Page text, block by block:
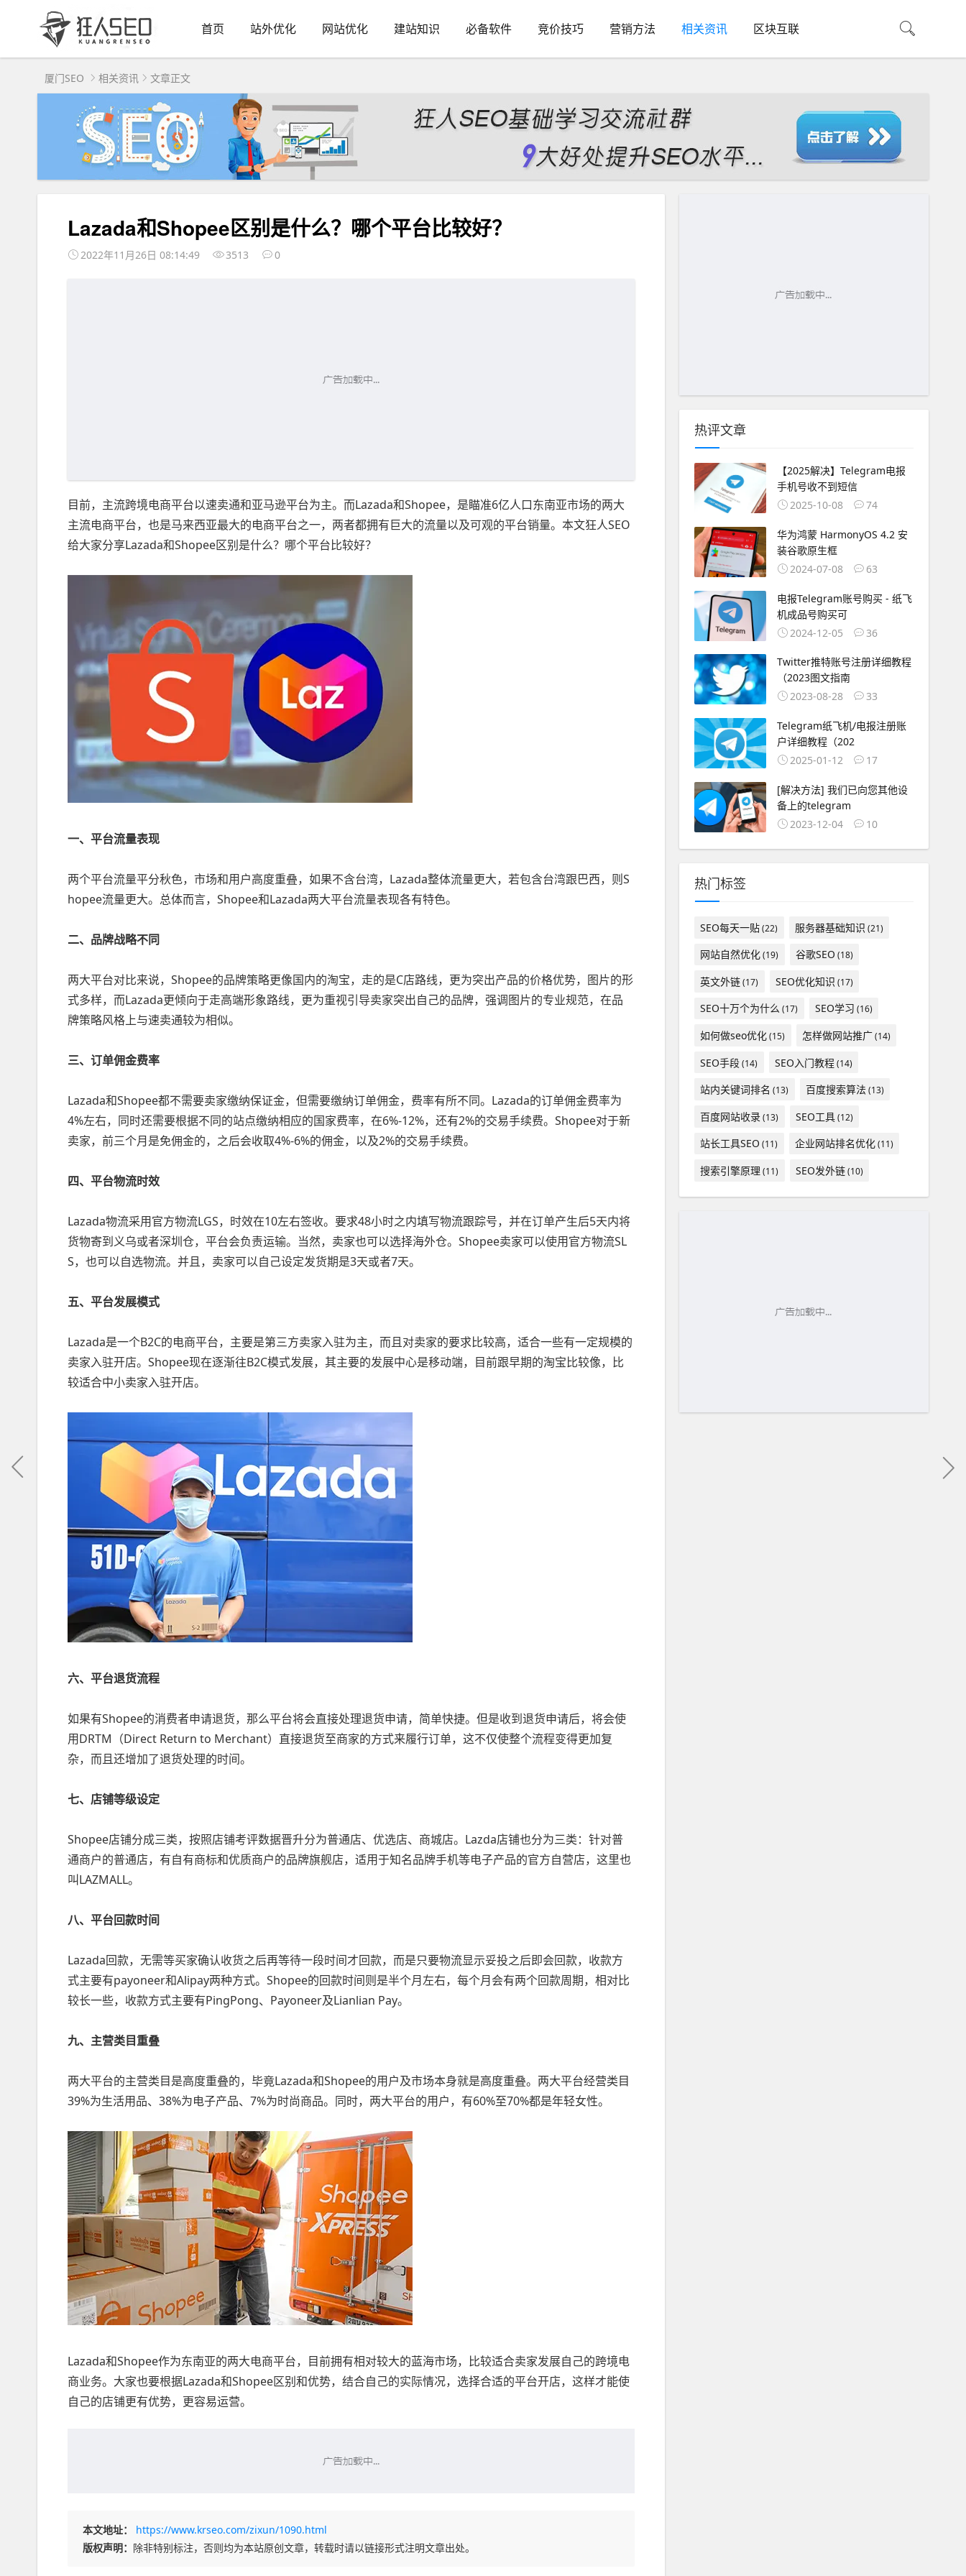
首页 站外优化 网站优化 建站知识 必备软件 竞价技巧 营销方法 相关资讯 区块互联
厦门SEO 相关资讯 文章正文
Lazada和Shopee区别是什么？哪个平台比较好？
2022年11月26日 08:14:49 3513 0
目前，主流跨境电商平台以速卖通和亚马逊平台为主。而Lazada和Shopee，是瞄准6亿人口东南亚市场的两大
主流电商平台，也是马来西亚最大的电商平台之一，两者都拥有巨大的流量以及可观的平台销量。本文狂人SEO
给大家分享Lazada和Shopee区别是什么？哪个平台比较好？
一、平台流量表现
两个平台流量平分秋色，市场和用户高度重叠，如果不含台湾，Lazada整体流量更大，若包含台湾跟巴西，则S
hopee流量更大。总体而言，Shopee和Lazada两大平台流量表现各有特色。
二、品牌战略不同
两大平台对比来说，Shopee的品牌策略更像国内的淘宝，走的是C店路线，更为突出产品的价格优势，图片的形
式多样，而Lazada更倾向于走高端形象路线，更为重视引导卖家突出自己的品牌，强调图片的专业规范，在品
牌策略风格上与速卖通较为相似。
三、订单佣金费率
Lazada和Shopee都不需要卖家缴纳保证金，但需要缴纳订单佣金，费率有所不同。Lazada的订单佣金费率为
4%左右，同时还需要根据不同的站点缴纳相应的国家费率，在6%-12%，还有2%的交易手续费。Shopee对于新
卖家，前三个月是免佣金的，之后会收取4%-6%的佣金，以及2%的交易手续费。
四、平台物流时效
Lazada物流采用官方物流LGS，时效在10左右签收。要求48小时之内填写物流跟踪号，并在订单产生后5天内将
货物寄到义乌或者深圳仓，平台会负责运输。当然，卖家也可以选择海外仓。Shopee卖家可以使用官方物流SL
S，也可以自选物流。并且，卖家可以自己设定发货期是3天或者7天。
五、平台发展模式
Lazada是一个B2C的电商平台，主要是第三方卖家入驻为主，而且对卖家的要求比较高，适合一些有一定规模的
卖家入驻开店。Shopee现在逐渐往B2C模式发展，其主要的发展中心是移动端，目前跟早期的淘宝比较像，比
较适合中小卖家入驻开店。
六、平台退货流程
如果有Shopee的消费者申请退货，那么平台将会直接处理退货申请，简单快捷。但是收到退货申请后，将会使
用DRTM（Direct Return to Merchant）直接退货至商家的方式来履行订单，这不仅使整个流程变得更加复
杂，而且还增加了退货处理的时间。
七、店铺等级设定
Shopee店铺分成三类，按照店铺考评数据晋升分为普通店、优选店、商城店。Lazda店铺也分为三类：针对普
通商户的普通店，有自有商标和优质商户的品牌旗舰店，适用于知名品牌手机等电子产品的官方自营店，这里也
叫LAZMALL。
八、平台回款时间
Lazada回款，无需等买家确认收货之后再等待一段时间才回款，而是只要物流显示妥投之后即会回款，收款方
式主要有payoneer和Alipay两种方式。Shopee的回款时间则是半个月左右，每个月会有两个回款周期，相对比
较长一些，收款方式主要有PingPong、Payoneer及Lianlian Pay。
九、主营类目重叠
两大平台的主营类目是高度重叠的，毕竟Lazada和Shopee的用户及市场本身就是高度重叠。两大平台经营类目
39%为生活用品、38%为电子产品、7%为时尚商品。同时，两大平台的用户，有60%至70%都是年轻女性。
Lazada和Shopee作为东南亚的两大电商平台，目前拥有相对较大的蓝海市场，比较适合卖家发展自己的跨境电
商业务。大家也要根据Lazada和Shopee区别和优势，结合自己的实际情况，选择合适的平台开店，这样才能使
自己的店铺更有优势，更容易运营。
本文地址：
https://www.krseo.com/zixun/1090.html
版权声明： 除非特别标注，否则均为本站原创文章，转载时请以链接形式注明文章出处。
热评文章
【2025解决】Telegram电报
手机号收不到短信
2025-10-08
74
华为鸿蒙 HarmonyOS 4.2 安
装谷歌原生框
2024-07-08
63
电报Telegram账号购买 - 纸飞
机成品号购买可
2024-12-05
36
Twitter推特账号注册详细教程
（2023图文指南
2023-08-28
33
Telegram纸飞机/电报注册账
户详细教程（202
2025-01-12
17
[解决方法] 我们已向您其他设
备上的telegram
2023-12-04
10
热门标签
SEO每天一贴(22) 服务器基础知识 (21)
网站自然优化(19) 谷歌SEO (18)
英文外链(17) SEO优化知识 (17)
SEO十万个为什么 (17) SEO学习 (16)
如何做seo优化(15) 怎样做网站推广(14)
SEO手段(14) SEO入门教程(14)
站内关键词排名 (13) 百度搜索算法(13)
百度网站收录(13) SEO工具(12)
站长工具SEO (11) 企业网站排名优化(11)
搜索引擎原理 (11) SEO发外链(10)